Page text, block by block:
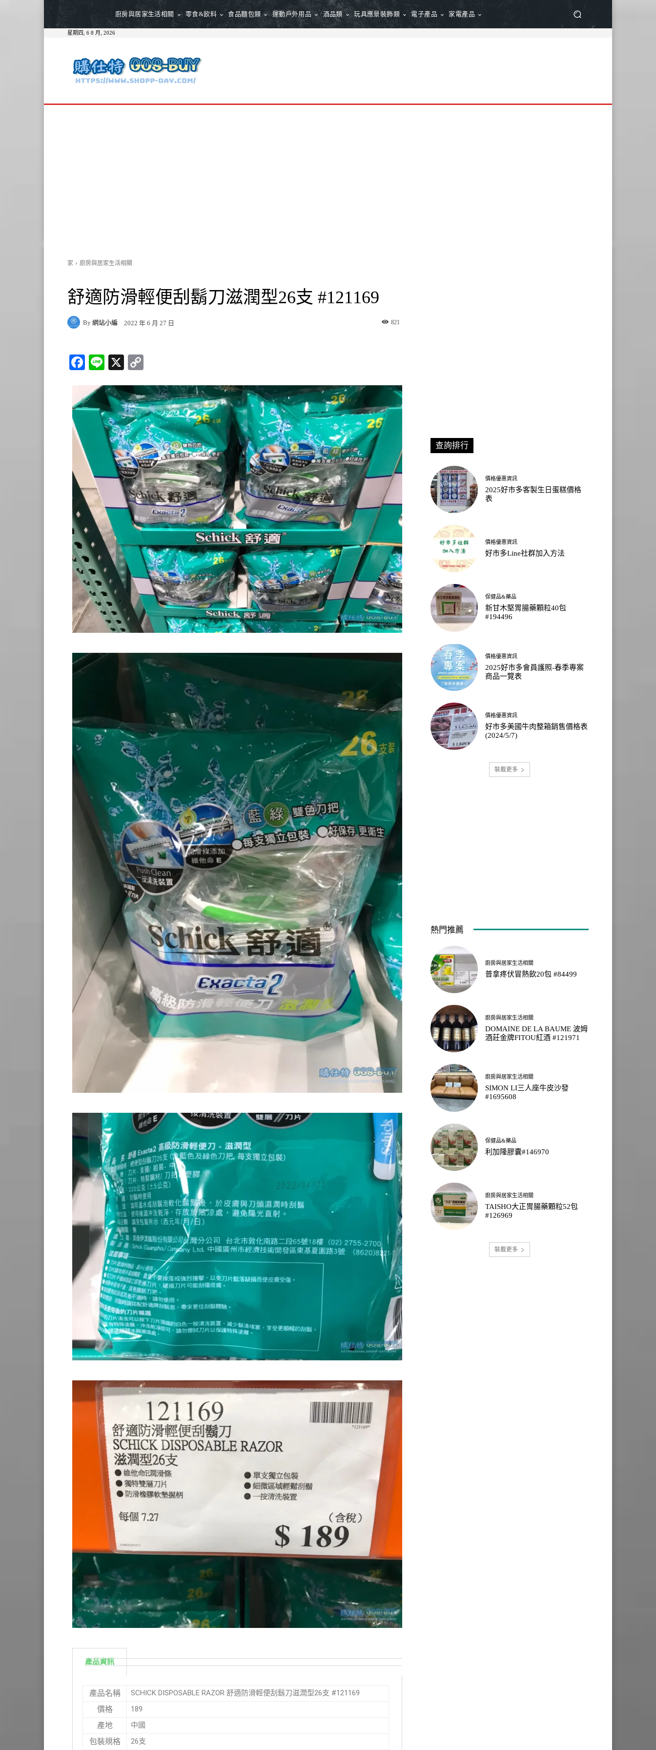
廚房與居家生活相關 零食&飲料 食品麵包類 運動戶外用品 酒品類 玩具應景裝飾類 電子產品 家電產品
星期四, 6 8 月, 2026
家 廚房與居家生活相關
舒適防滑輕便刮鬍刀滋潤型26支 #121169
By 網站小編 2022 年 6 月 27 日 821
Fa
bo
ok
Li
X
y
Li
nk
產品資訊
產品名稱 SCHICK DISPOSABLE RAZOR 舒適防滑輕便刮鬍刀滋潤型26支 #121169
價格 189
產地 中國
包裝規格 26支
查詢排行
價格優惠資訊
2025好市多客製生日蛋糕價格
表
價格優惠資訊
好市多Line社群加入方法
保健品&藥品
新甘木堅胃腸藥顆粒40包
#194496
價格優惠資訊
2025好市多會員護照-春季專案
商品一覽表
價格優惠資訊
好市多美國牛肉整箱銷售價格表
(2024/5/7)
裝載更多
熱門推薦
廚房與居家生活相關
普拿疼伏冒熱飲20包 #84499
廚房與居家生活相關
DOMAINE DE LA BAUME 波姆
酒莊金牌FITOU紅酒 #121971
廚房與居家生活相關
SIMON LI三人座牛皮沙發
#1695608
保健品&藥品
利加隆膠囊#146970
廚房與居家生活相關
TAISHO大正胃腸藥顆粒52包
#126969
裝載更多